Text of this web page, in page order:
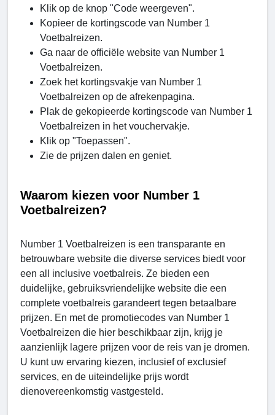
Klik op de knop "Code weergeven".
Kopieer de kortingscode van Number 1
Voetbalreizen.
Ga naar de officiële website van Number 1
Voetbalreizen.
Zoek het kortingsvakje van Number 1
Voetbalreizen op de afrekenpagina.
Plak de gekopieerde kortingscode van Number 1
Voetbalreizen in het vouchervakje.
Klik op "Toepassen".
Zie de prijzen dalen en geniet.
Waarom kiezen voor Number 1
Voetbalreizen?
Number 1 Voetbalreizen is een transparante en
betrouwbare website die diverse services biedt voor
een all inclusive voetbalreis. Ze bieden een
duidelijke, gebruiksvriendelijke website die een
complete voetbalreis garandeert tegen betaalbare
prijzen. En met de promotiecodes van Number 1
Voetbalreizen die hier beschikbaar zijn, krijg je
aanzienlijk lagere prijzen voor de reis van je dromen.
U kunt uw ervaring kiezen, inclusief of exclusief
services, en de uiteindelijke prijs wordt
dienovereenkomstig vastgesteld.